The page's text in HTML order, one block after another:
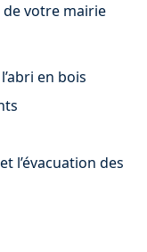
votre mairie
en bois
l’évacuation des